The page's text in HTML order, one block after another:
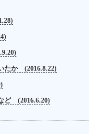
たか (2016.8.22)
ど (2016.6.20)